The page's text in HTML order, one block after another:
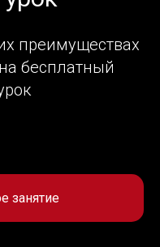
и
преимуществах